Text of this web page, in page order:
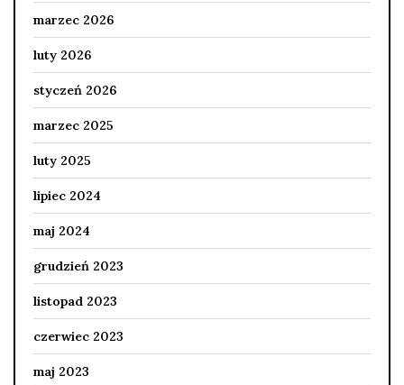
marzec 2026
luty 2026
styczeń 2026
marzec 2025
luty 2025
lipiec 2024
maj 2024
grudzień 2023
listopad 2023
czerwiec 2023
maj 2023